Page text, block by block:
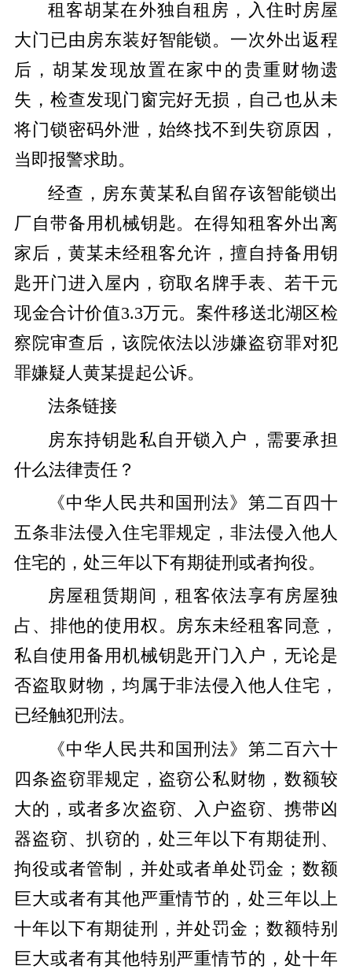
租客胡某在外独自租房，入住时房屋
大门已由房东装好智能锁。一次外出返程
后，胡某发现放置在家中的贵重财物遗
失，检查发现门窗完好无损，自己也从未
将门锁密码外泄，始终找不到失窃原因，
当即报警求助。
经查，房东黄某私自留存该智能锁出
厂自带备用机械钥匙。在得知租客外出离
家后，黄某未经租客允许，擅自持备用钥
匙开门进入屋内，窃取名牌手表、若干元
现金合计价值3.3万元。案件移送北湖区检
察院审查后，该院依法以涉嫌盗窃罪对犯
罪嫌疑人黄某提起公诉。
法条链接
房东持钥匙私自开锁入户，需要承担
什么法律责任？
《中华人民共和国刑法》第二百四十
五条非法侵入住宅罪规定，非法侵入他人
住宅的，处三年以下有期徒刑或者拘役。
房屋租赁期间，租客依法享有房屋独
占、排他的使用权。房东未经租客同意，
私自使用备用机械钥匙开门入户，无论是
否盗取财物，均属于非法侵入他人住宅，
已经触犯刑法。
《中华人民共和国刑法》第二百六十
四条盗窃罪规定，盗窃公私财物，数额较
大的，或者多次盗窃、入户盗窃、携带凶
器盗窃、扒窃的，处三年以下有期徒刑、
拘役或者管制，并处或者单处罚金；数额
巨大或者有其他严重情节的，处三年以上
十年以下有期徒刑，并处罚金；数额特别
巨大或者有其他特别严重情节的，处十年